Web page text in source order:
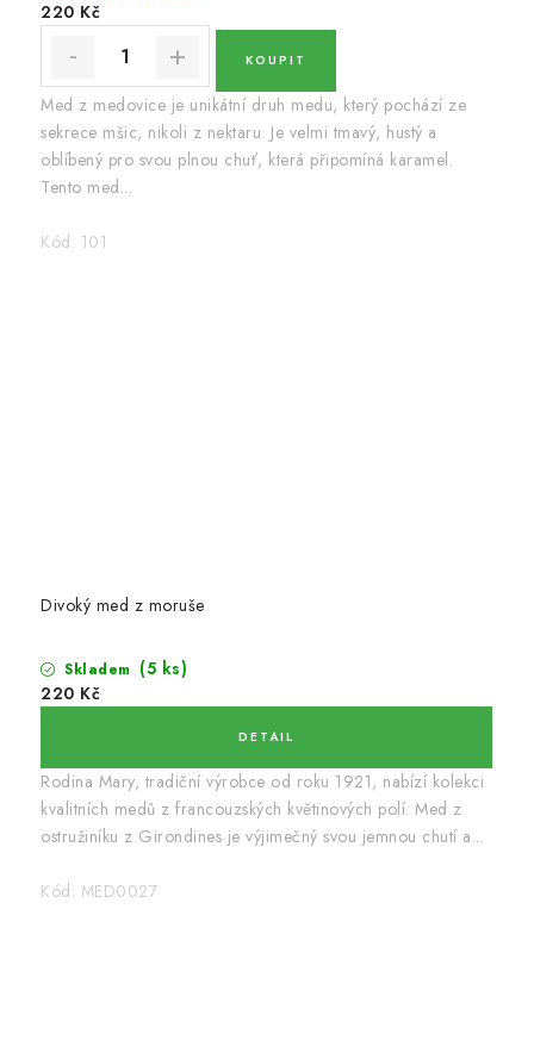
220 Kč
Med z medovice je unikátní druh medu, který pochází ze
sekrece mšic, nikoli z nektaru. Je velmi tmavý, hustý a
oblíbený pro svou plnou chuť, která připomíná karamel.
Tento med...
Kód: 101
Divoký med z moruše
Skladem (5 ks)
220 Kč
Rodina Mary, tradiční výrobce od roku 1921, nabízí kolekci
kvalitních medů z francouzských květinových polí. Med z
ostružiníku z Girondines je výjimečný svou jemnou chutí a...
Kód: MED0027